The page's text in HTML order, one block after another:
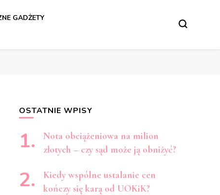
GADŻETY
OSTATNIE WPISY
Nota obciążeniowa na milion
złotych – czy sąd może ją obniżyć?
Kiedy wspólne ustalanie cen
kończy się karą od UOKiK?